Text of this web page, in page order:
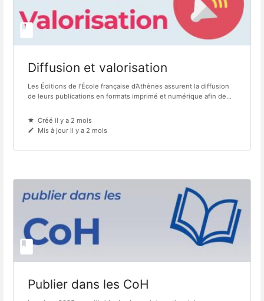
Diffusion et valorisation
Les Éditions de l’École française d’Athènes assurent la diffusion
de leurs publications en formats imprimé et numérique afin de...
Créé il y a 2 mois
Mis à jour il y a 2 mois
Publier dans les CoH